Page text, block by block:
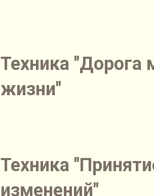
Техника "Дорога
жизни"
Техника
изменений"